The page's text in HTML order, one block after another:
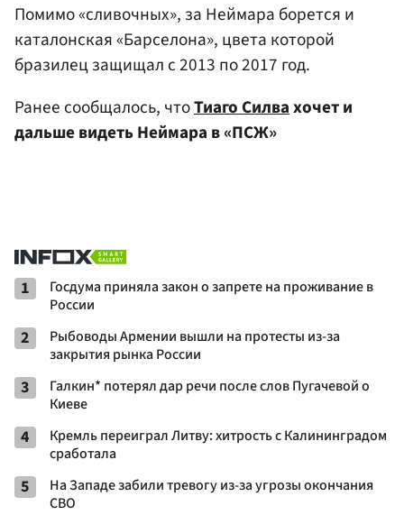
Помимо «сливочных», за Неймара борется и
каталонская «Барселона», цвета которой
бразилец защищал с 2013 по 2017 год.
Ранее сообщалось, чтоТиаго Силвахочет и
дальше видеть Неймара в «ПСЖ»
1
Госдума приняла закон о запрете на проживание в
России
2
Рыбоводы Армении вышли на протесты из-за
закрытия рынка России
3
Галкин* потерял дар речи после слов Пугачевой о
Киеве
4
Кремль переиграл Литву: хитрость с Калининградом
сработала
5
На Западе забили тревогу из-за угрозы окончания
СВО